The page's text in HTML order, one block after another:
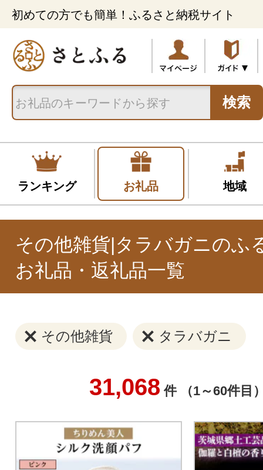
初めての方でも簡単！ふるさと納税サイト
検索
ランキング お礼品 地域
その他雑貨|タラバガニのふ
お礼品・返礼品一覧
その他雑貨 タラバガニ
31,068 件 （1～60件目